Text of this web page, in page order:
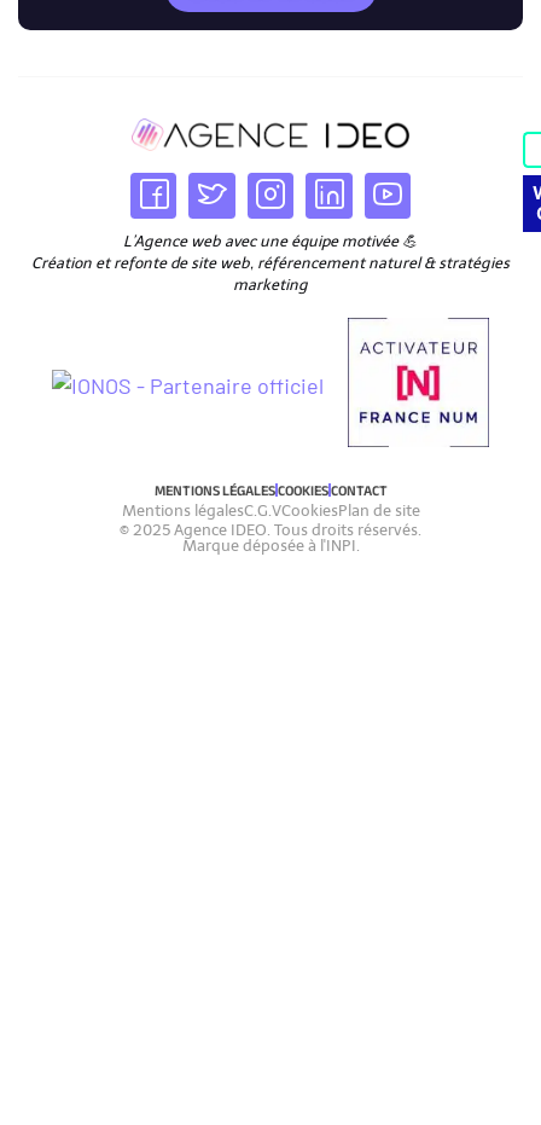
L’Agence web avec une équipe motivée 💪
Création et refonte de site web, référencement naturel & stratégies
marketing
MENTIONS LÉGALESCOOKIESCONTACT
Mentions légalesC.G.VCookiesPlan de site
© 2025 Agence IDEO. Tous droits réservés.
Marque déposée à l'INPI.